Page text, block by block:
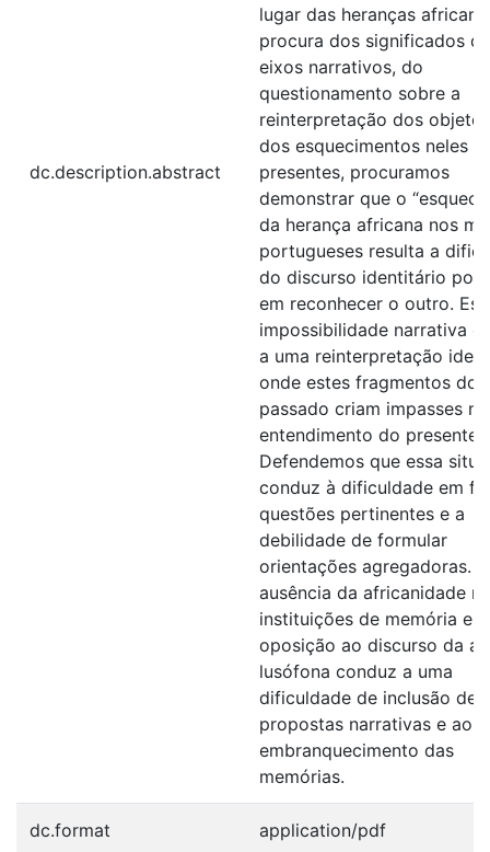
dc.description.abstract
lugar das heranças
procura dos significados
eixos narrativos, do
questionamento sobre a
reinterpretação dos
dos esquecimentos neles
presentes, procuramos
demonstrar que o
da herança africana nos
portugueses resulta a
do discurso identitário
em reconhecer o outro.
impossibilidade narrativa
a uma reinterpretação
onde estes fragmentos do
passado criam impasses no
entendimento do presente.
Defendemos que essa
conduz à dificuldade em
questões pertinentes e a
debilidade de formular
orientações agregadoras. A
ausência da africanidade
instituições de memória em
oposição ao discurso da
lusófona conduz a uma
dificuldade de inclusão de
propostas narrativas e ao
embranquecimento das
memórias.
dc.format application/pdf